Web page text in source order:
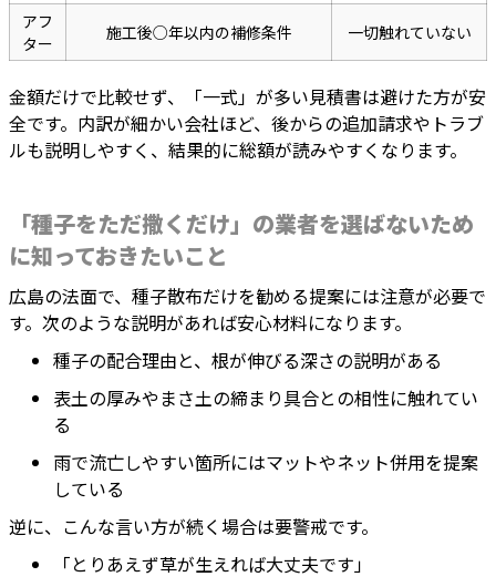
アフ
ター
施工後○年以内の補修条件 一切触れていない
金額だけで比較せず、「一式」が多い見積書は避けた方が安
全です。内訳が細かい会社ほど、後からの追加請求やトラブ
ルも説明しやすく、結果的に総額が読みやすくなります。
「種子をただ撒くだけ」の業者を選ばないため
に知っておきたいこと
広島の法面で、種子散布だけを勧める提案には注意が必要で
す。次のような説明があれば安心材料になります。
種子の配合理由と、根が伸びる深さの説明がある
表土の厚みやまさ土の締まり具合との相性に触れてい
る
雨で流亡しやすい箇所にはマットやネット併用を提案
している
逆に、こんな言い方が続く場合は要警戒です。
「とりあえず草が生えれば大丈夫です」